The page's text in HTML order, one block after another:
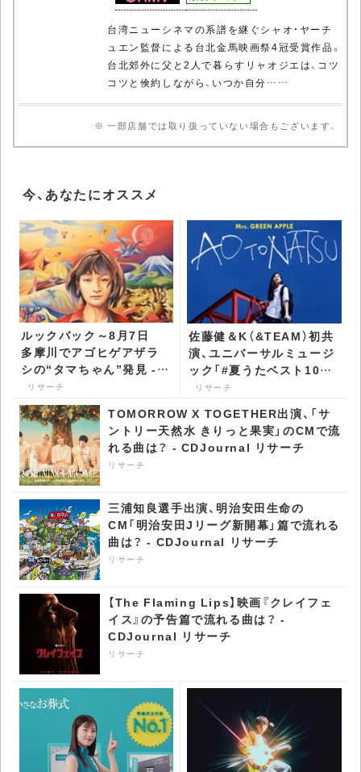
台湾ニューシネマの系譜を継ぐシャオ・ヤーチ
ュエン監督による台北金馬映画祭4冠受賞作品。
台北郊外に父と2人で暮らすリャオジエは、コツ
コツと倹約しながら、いつか自分……
※ 一部店舗では取り扱っていない場合もございます。
今、あなたにオススメ
ルックバック～8月7日
多摩川でアゴヒゲアザラ
シの“タマちゃん”発見 -
CDJournal リサーチ
リサーチ
佐藤健＆K（&TEAM）初共
演、ユニバーサルミュージ
ック「#夏うたベスト100」
のCM第2弾で流れる曲は？
- CDJournal リサーチ
リサーチ
TOMORROW X TOGETHER出演、「サ
ントリー天然水 きりっと果実」のCMで流
れる曲は？ - CDJournal リサーチ
リサーチ
三浦知良選手出演、明治安田生命の
CM「明治安田Jリーグ新開幕」篇で流れる
曲は？ - CDJournal リサーチ
リサーチ
【The Flaming Lips】映画『クレイフェ
イス』の予告篇で流れる曲は？ -
CDJournal リサーチ
リサーチ